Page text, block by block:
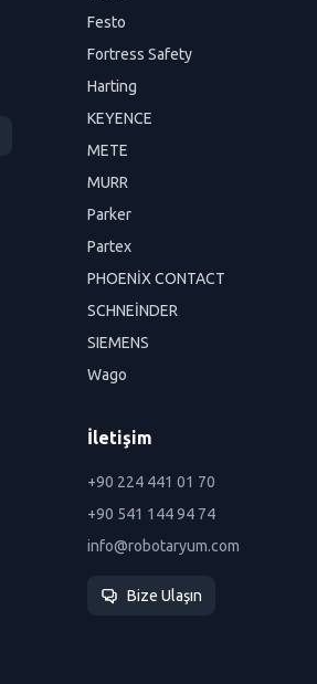
Festo
Fortress Safety
Harting
KEYENCE
METE
MURR
Parker
Partex
PHOENİX CONTACT
SCHNEİNDER
SIEMENS
Wago
İletişim
+90 224 441 01 70
+90 541 144 94 74
info@robotaryum.com
Bize Ulaşın